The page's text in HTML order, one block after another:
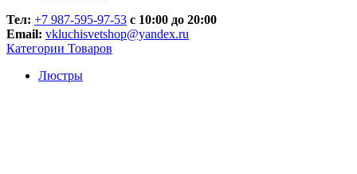
Тел: +7 987-595-97-53 с 10:00 до 20:00
Email: vkluchisvetshop@yandex.ru
Категории Товаров
Люстры